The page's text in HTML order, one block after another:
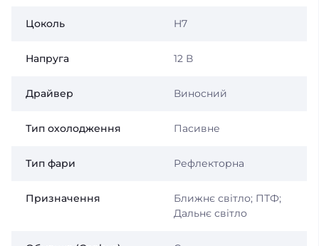
Цоколь H7
Напруга 12 В
Драйвер Виносний
Тип охолодження Пасивне
Тип фари Рефлекторна
Призначення
Ближнє світло; ПТФ;
Дальнє світло